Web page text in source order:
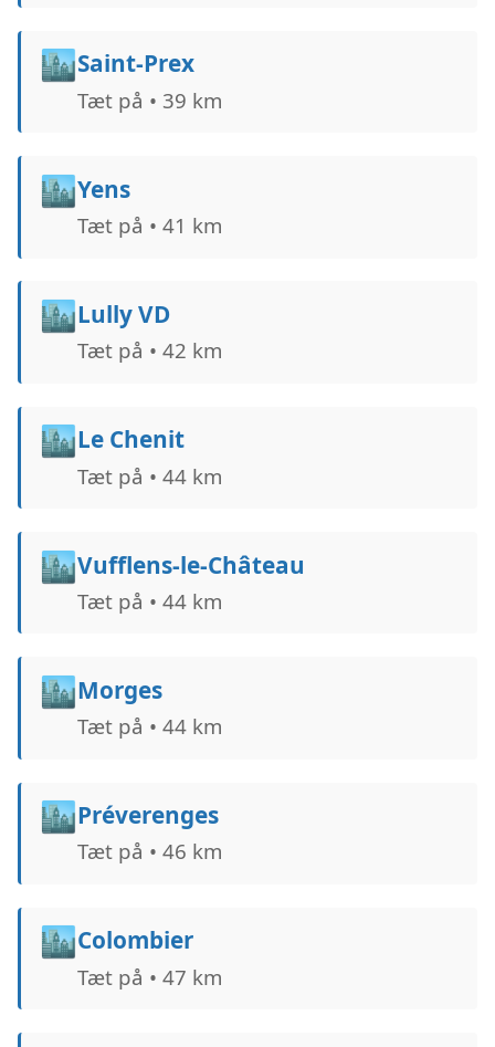
🏙️Saint-Prex
Tæt på • 39 km
🏙️Yens
Tæt på • 41 km
🏙️Lully VD
Tæt på • 42 km
🏙️Le Chenit
Tæt på • 44 km
🏙️Vufflens-le-Château
Tæt på • 44 km
🏙️Morges
Tæt på • 44 km
🏙️Préverenges
Tæt på • 46 km
🏙️Colombier
Tæt på • 47 km